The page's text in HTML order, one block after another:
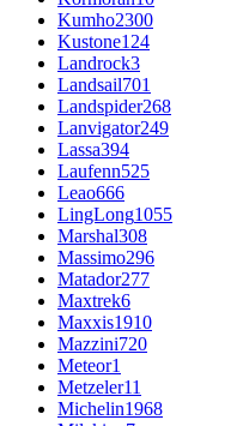
Kumho2300
Kustone124
Landrock3
Landsail701
Landspider268
Lanvigator249
Lassa394
Laufenn525
Leao666
LingLong1055
Marshal308
Massimo296
Matador277
Maxtrek6
Maxxis1910
Mazzini720
Meteor1
Metzeler11
Michelin1968